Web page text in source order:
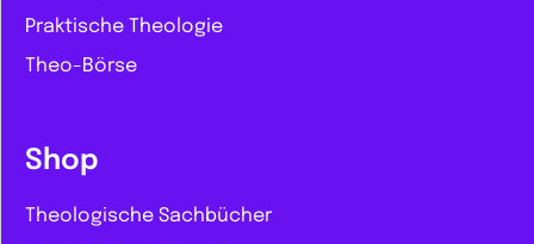
Praktische Theologie
Theo-Börse
Shop
Theologische Sachbücher